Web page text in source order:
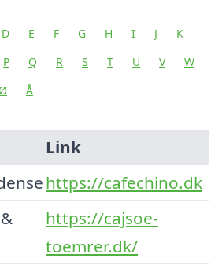
D E F G H I J
K
P Q R S T U V
W
Ø Å
Link
https://cafechino.dk
https://cajsoe-
toemrer.dk/